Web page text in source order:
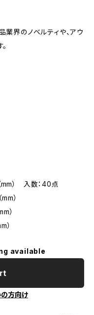
界のノベルティや、アウ
） 入数：40点
）
）
）
available
方向け